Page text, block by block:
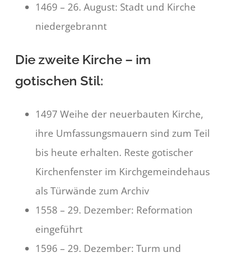
1469 – 26. August: Stadt und Kirche
niedergebrannt
Die zweite Kirche – im
gotischen Stil:
1497 Weihe der neuerbauten Kirche,
ihre Umfassungsmauern sind zum Teil
bis heute erhalten. Reste gotischer
Kirchenfenster im Kirchgemeindehaus
als Türwände zum Archiv
1558 – 29. Dezember: Reformation
eingeführt
1596 – 29. Dezember: Turm und